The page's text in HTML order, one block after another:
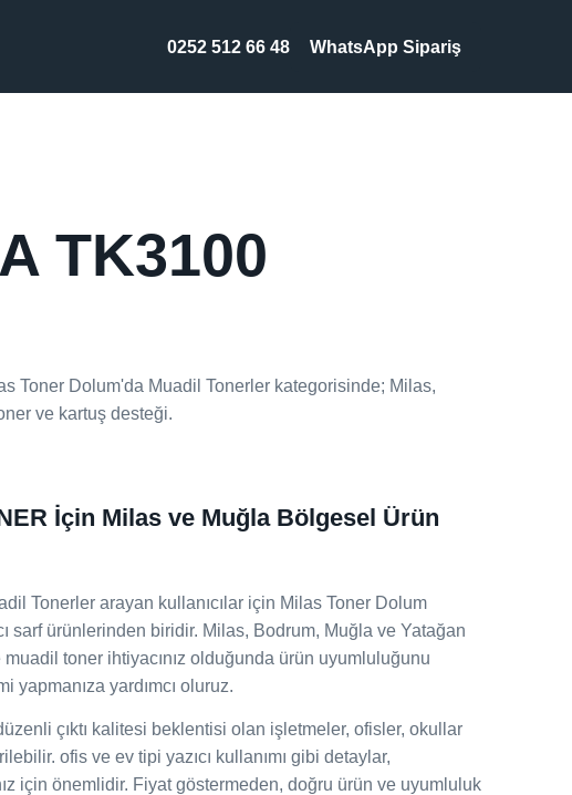
0252 512 66 48 WhatsApp Sipariş
TK3100
Toner Dolum'da Muadil Tonerler kategorisinde; Milas,
ve kartuş desteği.
İçin Milas ve Muğla Bölgesel Ürün
Tonerler arayan kullanıcılar için Milas Toner Dolum
sarf ürünlerinden biridir. Milas, Bodrum, Muğla ve Yatağan
muadil toner ihtiyacınız olduğunda ürün uyumluluğunu
yapmanıza yardımcı oluruz.
çıktı kalitesi beklentisi olan işletmeler, ofisler, okullar
ofis ve ev tipi yazıcı kullanımı gibi detaylar,
için önemlidir. Fiyat göstermeden, doğru ürün ve uyumluluk